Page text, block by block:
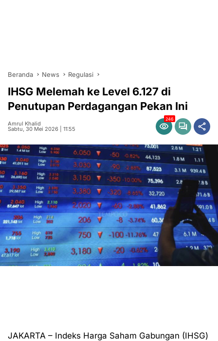
Beranda News Regulasi
IHSG Melemah ke Level 6.127 di
Penutupan Perdagangan Pekan Ini
Amrul Khalid
Sabtu, 30 Mei 2026 | 11:55
246
JAKARTA – Indeks Harga Saham Gabungan (IHSG)